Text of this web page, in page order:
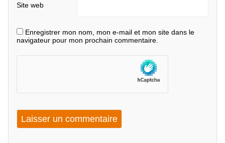
Site web
Enregistrer mon nom, mon e-mail et mon site dans le
navigateur pour mon prochain commentaire.